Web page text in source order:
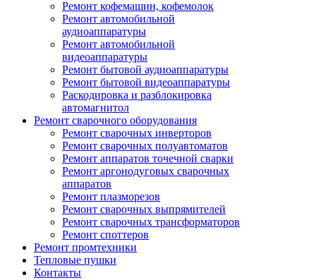
Ремонт кофемашин, кофемолок
Ремонт автомобильной
аудиоаппаратуры
Ремонт автомобильной
видеоаппаратуры
Ремонт бытовой аудиоаппаратуры
Ремонт бытовой видеоаппаратуры
Раскодировка и разблокировка
автомагнитол
Ремонт сварочного оборудования
Ремонт сварочных инверторов
Ремонт сварочных полуавтоматов
Ремонт аппаратов точечной сварки
Ремонт аргонодуговых сварочных
аппаратов
Ремонт плазморезов
Ремонт сварочных выпрямителей
Ремонт сварочных трансформаторов
Ремонт споттеров
Ремонт промтехники
Тепловые пушки
Контакты